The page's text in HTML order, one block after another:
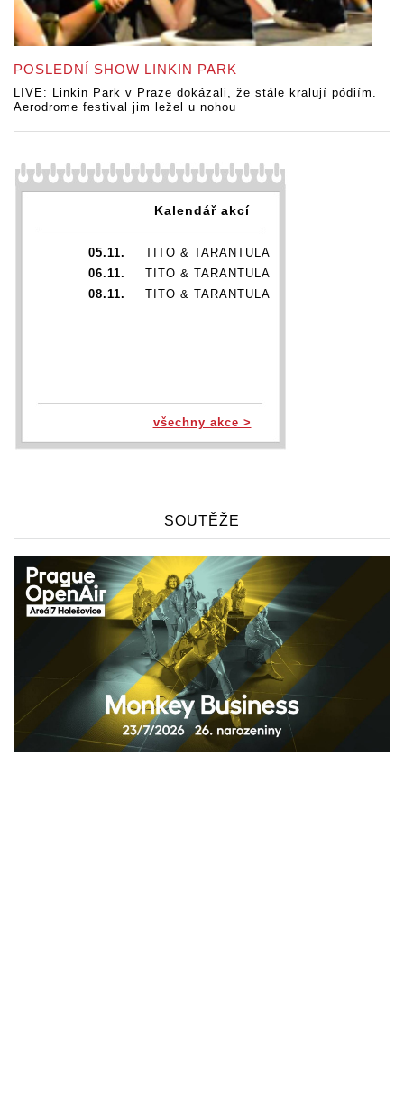
POSLEDNÍ SHOW LINKIN PARK
LIVE: Linkin Park v Praze dokázali, že stále kralují pódiím.
Aerodrome festival jim ležel u nohou
Kalendář akcí
05.11.
TITO & TARANTULA
06.11.
TITO & TARANTULA
08.11.
TITO & TARANTULA
všechny akce >
SOUTĚŽE